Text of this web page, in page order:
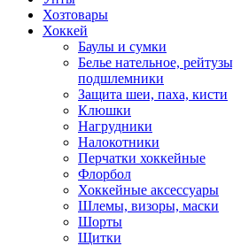
Хозтовары
Хоккей
Баулы и сумки
Белье нательное,
подшлемники
Защита шеи, паха, кисти
Клюшки
Нагрудники
Налокотники
Перчатки хоккейные
Флорбол
Хоккейные аксессуары
Шлемы, визоры, маски
Шорты
Щитки